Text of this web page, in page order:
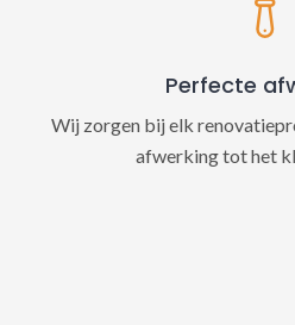
Perfecte
Wij zorgen bij elk
afwerking tot het